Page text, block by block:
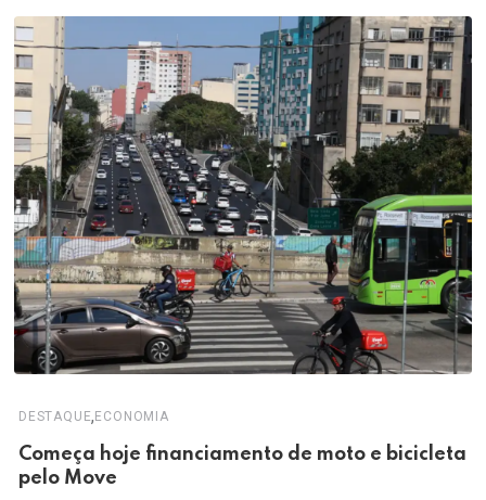
DESTAQUE,ECONOMIA
Começa hoje financiamento de moto e bicicleta
pelo Move